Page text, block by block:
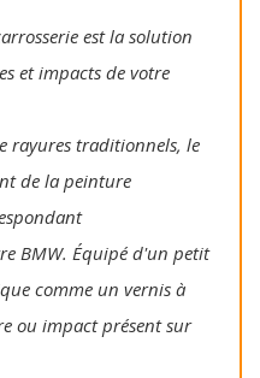
est la solution
et impacts de votre
rayures traditionnels, le
de la peinture
BMW. Équipé d'un petit
comme un vernis à
ou impact présent sur